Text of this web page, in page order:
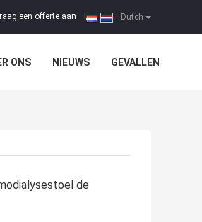
Dutch
een offerte aan
ONS NIEUWS GEVALLEN
de